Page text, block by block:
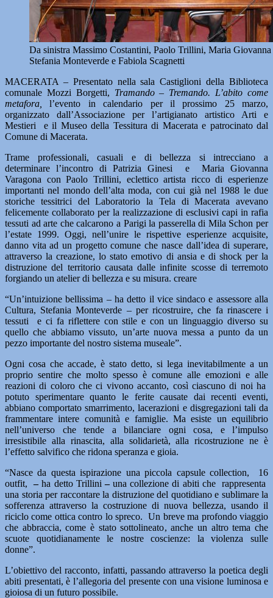
Da sinistra Massimo Costantini, Paolo Trillini, Maria Giovanna
Stefania Monteverde e Fabiola Scagnetti
MACERATA – Presentato nella sala Castiglioni della Biblioteca
comunale Mozzi Borgetti, Tramando – Tremando. L’abito come
metafora,l’evento in calendario per il prossimo 25 marzo,
organizzato dall’Associazione per l’artigianato artistico Arti e
Mestieri e il Museo della Tessitura di Macerata e patrocinato dal
Comune di Macerata.
Trame professionali, casuali e di bellezza si intrecciano a
determinare l’incontro di Patrizia Ginesi e Maria Giovanna
Varagona con Paolo Trillini, eclettico artista ricco di esperienze
importanti nel mondo dell’alta moda, con cui già nel 1988 le due
storiche tessitrici del Laboratorio la Tela di Macerata avevano
felicemente collaborato per la realizzazione di esclusivi capi in rafia
tessuti ad arte che calcarono a Parigi la passerella di Mila Schon per
l’estate 1999. Oggi, nell’unire le rispettive esperienze acquisite,
danno vita ad un progetto comune che nasce dall’idea di superare,
attraverso la creazione, lo stato emotivo di ansia e di shock per la
distruzione del territorio causata dalle infinite scosse di terremoto
forgiando un atelier di bellezza e su misura. creare
“Un’intuizione bellissima – ha detto il vice sindaco e assessore alla
Cultura, Stefania Monteverde – per ricostruire, che fa rinascere i
tessuti e ci fa riflettere con stile e con un linguaggio diverso su
quello che abbiamo vissuto, un’arte nuova messa a punto da un
pezzo importante del nostro sistema museale”.
Ogni cosa che accade, è stato detto, si lega inevitabilmente a un
proprio sentire che molto spesso è comune alle emozioni e alle
reazioni di coloro che ci vivono accanto, così ciascuno di noi ha
potuto sperimentare quanto le ferite causate dai recenti eventi,
abbiano comportato smarrimento, lacerazioni e disgregazioni tali da
frammentare intere comunità e famiglie. Ma esiste un equilibrio
nell’universo che tende a bilanciare ogni cosa, e l’impulso
irresistibile alla rinascita, alla solidarietà, alla ricostruzione ne è
l’effetto salvifico che ridona speranza e gioia.
“Nasce da questa ispirazione una piccola capsule collection, 16
outfit, –ha detto Trillini –una collezione di abiti che rappresenta
una storia per raccontare la distruzione del quotidiano e sublimare la
sofferenza attraverso la costruzione di nuova bellezza, usando il
riciclo come ottica contro lo spreco. Un breve ma profondo viaggio
che abbraccia, come è stato sottolineato, anche un altro tema che
scuote quotidianamente le nostre coscienze: la violenza sulle
donne”.
L’obiettivo del racconto, infatti, passando attraverso la poetica degli
abiti presentati, è l’allegoria del presente con una visione luminosa e
gioiosa di un futuro possibile.